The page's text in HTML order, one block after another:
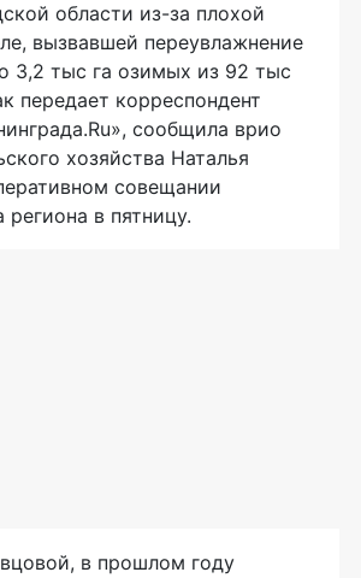
области из-за плохой
вызвавшей переувлажнение
3,2 тыс га озимых из 92 тыс
передает корреспондент
сообщила врио
хозяйства Наталья
совещании
региона в пятницу.
в прошлом году